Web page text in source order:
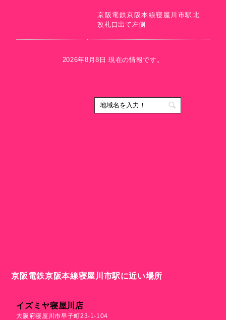
京阪電鉄京阪本線寝屋川市駅北
改札口出て左側
2026年8月8日 現在の情報です。
京阪電鉄京阪本線寝屋川市駅に近い場所
イズミヤ寝屋川店
大阪府寝屋川市早子町23-1-104